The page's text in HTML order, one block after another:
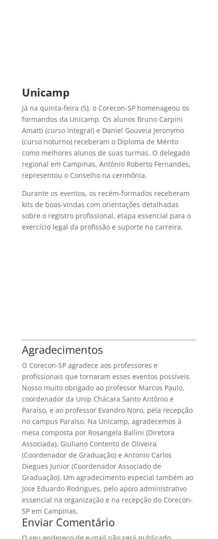
Unicamp
Já na quinta-feira (5), o Corecon-SP homenageou os
formandos da Unicamp. Os alunos Bruno Carpini
Amatti (curso integral) e Daniel Gouveia Jeronymo
(curso noturno) receberam o Diploma de Mérito
como melhores alunos de suas turmas. O delegado
regional em Campinas, Antônio Roberto Fernandes,
representou o Conselho na cerimônia.
Durante os eventos, os recém-formados receberam
kits de boas-vindas com orientações detalhadas
sobre o registro profissional, etapa essencial para o
exercício legal da profissão e suporte na carreira.
Agradecimentos
O Corecon-SP agradece aos professores e
profissionais que tornaram esses eventos possíveis.
Nosso muito obrigado ao professor Marcos Paulo,
coordenador da Unip Chácara Santo Antônio e
Paraíso, e ao professor Evandro Noro, pela recepção
no campus Paraíso. Na Unicamp, agradecemos à
mesa composta por Rosangela Ballini (Diretora
Associada), Giuliano Contento de Oliveira
(Coordenador de Graduação) e Antonio Carlos
Diegues Junior (Coordenador Associado de
Graduação). Um agradecimento especial também ao
Jose Eduardo Rodrigues, pelo apoio administrativo
essencial na organização e na recepção do Corecon-
SP em Campinas.
Enviar Comentário